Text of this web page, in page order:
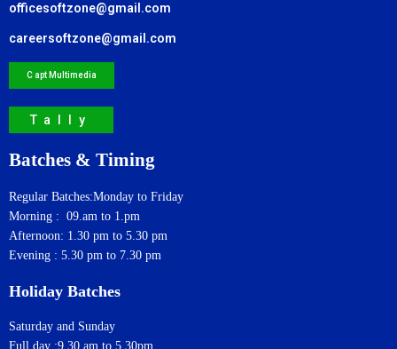
officesoftzone@gmail.com
careersoftzone@gmail.com
C apt Multimedia
Tally
Batches & Timing
Regular Batches:Monday to Friday
Morning : 09.am to 1.pm
Afternoon: 1.30 pm to 5.30 pm
Evening : 5.30 pm to 7.30 pm
Holiday Batches
Saturday and Sunday
Full day :9.30 am to 5.30pm